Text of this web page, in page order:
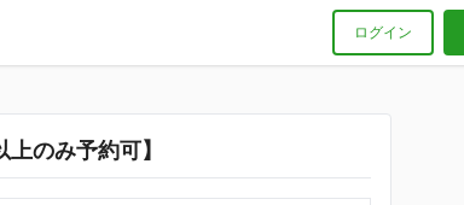
ログイン
のみ予約可】